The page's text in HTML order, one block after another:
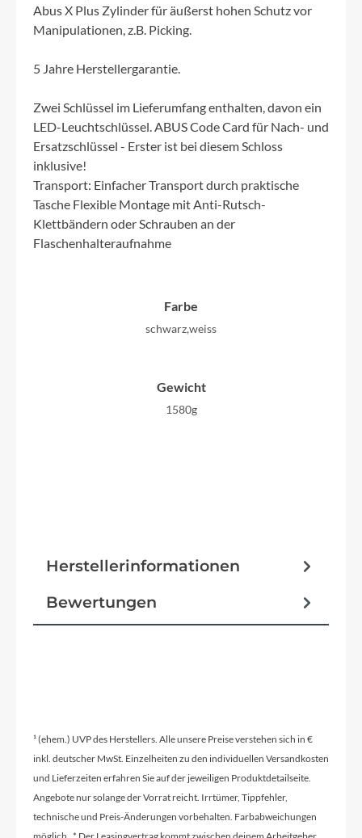
Abus X Plus Zylinder für äußerst hohen Schutz vor
Manipulationen, z.B. Picking.
5 Jahre Herstellergarantie.
Zwei Schlüssel im Lieferumfang enthalten, davon ein
LED-Leuchtschlüssel. ABUS Code Card für Nach- und
Ersatzschlüssel - Erster ist bei diesem Schloss
inklusive!
Transport: Einfacher Transport durch praktische
Tasche Flexible Montage mit Anti-Rutsch-
Klettbändern oder Schrauben an der
Flaschenhalteraufnahme
Farbe
schwarz,weiss
Gewicht
1580g
Herstellerinformationen
Bewertungen
¹ (ehem.) UVP des Herstellers. Alle unsere Preise verstehen sich in €
inkl. deutscher MwSt. Einzelheiten zu den individuellen Versandkosten
und Lieferzeiten erfahren Sie auf der jeweiligen Produktdetailseite.
Angebote nur solange der Vorrat reicht. Irrtümer, Tippfehler,
technische und Preis-Änderungen vorbehalten. Farbabweichungen